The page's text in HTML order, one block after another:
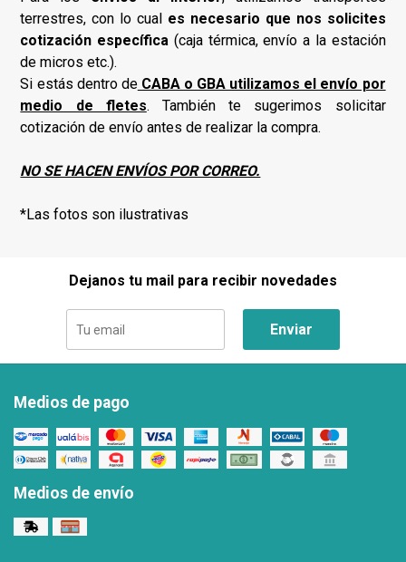
terrestres, con lo cual es necesario que nos solicites
cotización específica (caja térmica, envío a la estación
de micros etc.).
Si estás dentro deCABA o GBA utilizamos el envío por
medio de fletes. También te sugerimos solicitar
cotización de envío antes de realizar la compra.
NO SE HACEN ENVÍOS POR CORREO.
*Las fotos son ilustrativas
Dejanos tu mail para recibir novedades
Enviar
Medios de pago
Medios de envío